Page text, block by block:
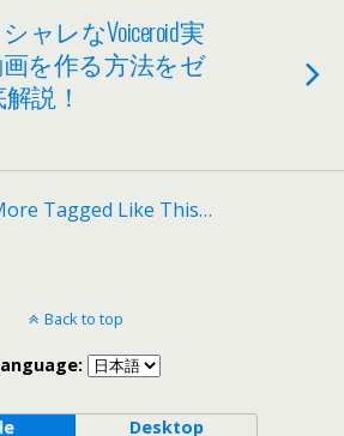
シャレなVoiceroid実
を作る方法をゼ
説！
Tagged Like This…
Back to top
Desktop